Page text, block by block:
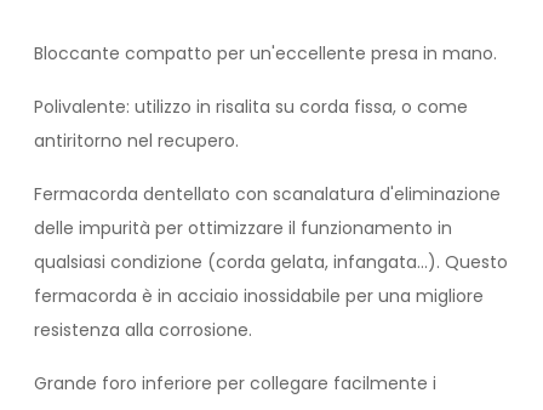
Bloccante compatto per un'eccellente presa in mano.
Polivalente: utilizzo in risalita su corda fissa, o come
antiritorno nel recupero.
Fermacorda dentellato con scanalatura d'eliminazione
delle impurità per ottimizzare il funzionamento in
qualsiasi condizione (corda gelata, infangata...). Questo
fermacorda è in acciaio inossidabile per una migliore
resistenza alla corrosione.
Grande foro inferiore per collegare facilmente i